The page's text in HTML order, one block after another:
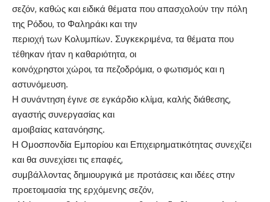
σεζόν, καθώς και ειδικά θέματα που απασχολούν την πόλη
της Ρόδου, το Φαληράκι και την
περιοχή των Κολυμπίων. Συγκεκριμένα, τα θέματα που
τέθηκαν ήταν η καθαριότητα, οι
κοινόχρηστοι χώροι, τα πεζοδρόμια, ο φωτισμός και η
αστυνόμευση.
Η συνάντηση έγινε σε εγκάρδιο κλίμα, καλής διάθεσης,
αγαστής συνεργασίας και
αμοιβαίας κατανόησης.
Η Ομοσπονδία Εμπορίου και Επιχειρηματικότητας συνεχίζει
και θα συνεχίσει τις επαφές,
συμβάλλοντας δημιουργικά με προτάσεις και ιδέες στην
προετοιμασία της ερχόμενης σεζόν,